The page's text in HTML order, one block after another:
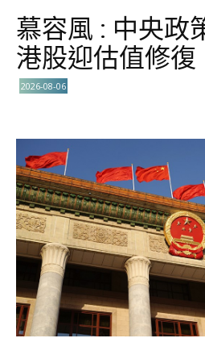
慕容風 : 中央政
港股迎估值修復
2026-08-06